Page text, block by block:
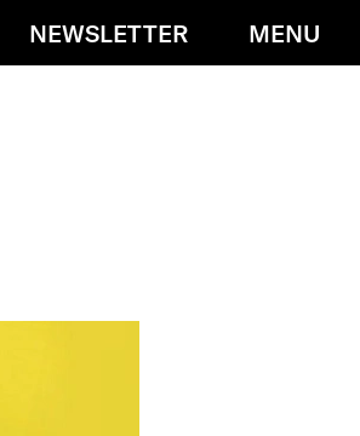
SucheNEWSLETTER MENU